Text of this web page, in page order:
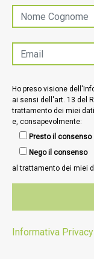
Ho preso visione
ai sensi dell'art. 13 del
trattamento dei miei
e, consapevolmente:
Presto il consenso
Nego il consenso
al trattamento dei miei
Informativa Privacy